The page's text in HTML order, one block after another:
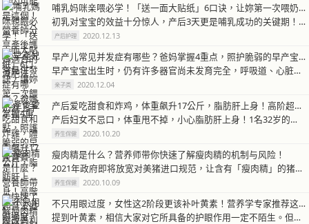
哺乳妈咪亲喂必学！「送一面大贴纸」6口诀，让妳第一次喂奶就上手
初乳对宝宝的效益十分惊人，产后3天更是哺乳成功的关键期！许多妈咪第一次…
产后护理 2020.12.13
早产儿常见并发症有哪些？爸妈掌握4重点，照护脆弱的早产宝宝
早产宝宝出生时，仍有许多器官尚未发育完全，呼吸道、心脏与肠胃道等器官都…
亲子类 2020.12.04
产后爱吃甜食和炸鸡，体重飙升17公斤，脂肪肝上身！高阶超音波追踪改善利器
产后妇女不忌口，体重甩不掉，小心脂肪肝上身！1名32岁的林小姐产后为照…
养生保健 2020.10.20
瘦肉精是什么？营养师带你快速了解瘦肉精的机制与风险！
2021年政府即将放宽对美猪进口规范，让含有「瘦肉精」的猪肉可以进口，…
养生保健 2020.10.09
不只用眼过度，女性这2阶段更该补叶黄素！营养学专家推荐这些天然食物组合
提到叶黄素，相信大家对它所具备的护眼作用一定不陌生。但你知道吗？除了每…